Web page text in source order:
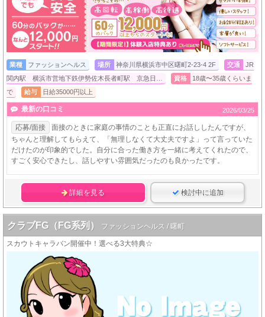
業種 ファッションヘルス 場所 神奈川県横浜市中区曙町2-23-4 2F 交通
JR
関内駅 横浜市営地下鉄伊勢佐木長者町駅 京急日…
資格
18歳〜35歳くらいま
で
給与 日給35000円以上
最新の口コミ 2026/03/25
応募/面接
面接のときに家庭の事情のことも正直にお話ししたんですが、
ちゃんと理解してもらえて、「無理しなくて大丈夫ですよ」って言っていた
だけたのが印象的でした。自分に合った働き方を一緒に考えてくれたので、
すごく安心できたし、話しやすい雰囲気だったのも良かったです。
詳細を見る 検討中に追加
クラブFG（FG系列） ファッションヘルス / 曙町
スカウトキャラバン開催中！選べる3大特典☆